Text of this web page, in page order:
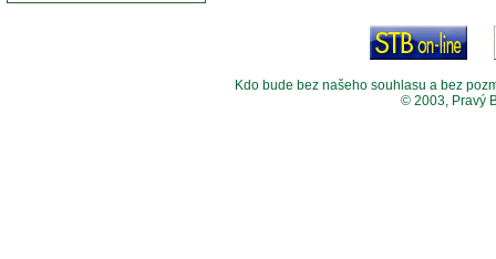
Kdo bude bez našeho souhlasu a bez
© 2003, Pravý